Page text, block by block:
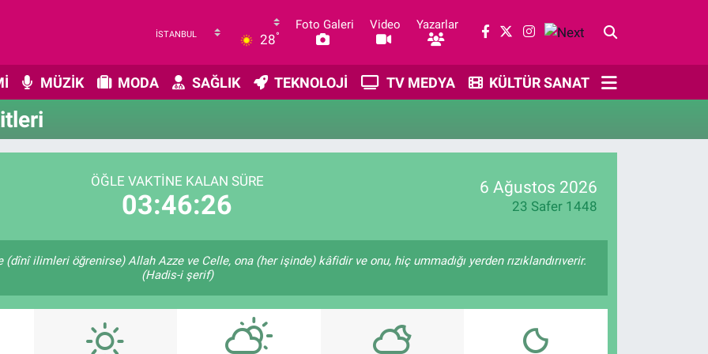
28°
Foto Galeri Video Yazarlar
MÜZİK MODA SAĞLIK TEKNOLOJİ TV MEDYA KÜLTÜR SANAT
ÖĞLE VAKTINE KALAN SÜRE
03:46:26
6 Ağustos 2026
23 Safer 1448
ilimleri öğrenirse) Allah Azze ve Celle, ona (her işinde) kâfidir ve onu, hiç ummadığı yerden rızıklandırıverir.
(Hadis-i şerif)